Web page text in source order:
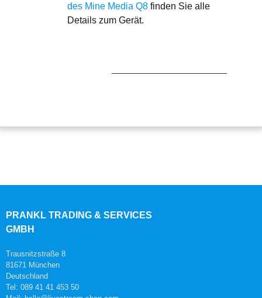
des Mine Media Q8 finden Sie alle
Details zum Gerät.
PRANKL TRADING & SERVICES
GMBH
Trausnitzstraße 8
81671 München
Deutschland
Tel: 089 41 41 453 50